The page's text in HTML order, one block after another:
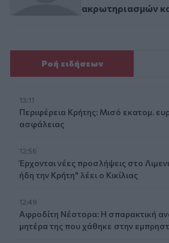
ακρωτηριασμών
Ροή ειδήσεων
13:11
Περιφέρεια Κρήτης: Μισό εκατομ.
ασφάλειας
12:56
Έρχονται νέες προσλήψεις στο
ήδη την Κρήτη" λέει ο Κικίλιας
12:49
Αφροδίτη Νέστορα: Η σπαρακτική
μητέρα της που χάθηκε στην